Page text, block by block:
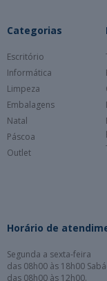
Categorias
Escritório
Informática
Limpeza
Embalagens
Natal
Páscoa
Outlet
Horário de
Segunda a sexta-feira
das 08h00 às 18h00
das 08h00 às 12h00.